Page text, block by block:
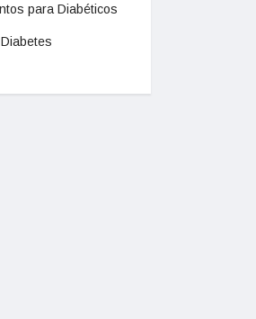
para Diabéticos